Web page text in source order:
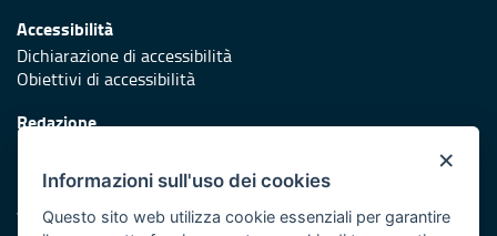
Accessibilità
Dichiarazione di accessibilità
Obiettivi di accessibilità
Redazione
Protezione civile
Vai al sito di Protezione Civile Puglia
×
Informazioni sull'uso dei cookies
Questo sito web utilizza cookie essenziali per garantire